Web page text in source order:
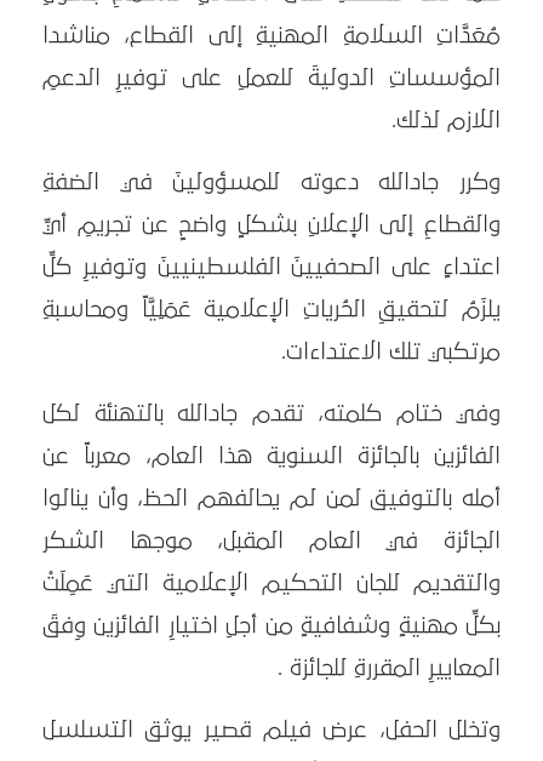
مُعَدَّاتِ السلامةِ المهنيةِ إلى القطاع، مناشدا
المؤسساتِ الدوليةَ للعملِ على توفيرِ الدعمِ
اللازم لذلك.
وكرر جادالله دعوته للمسؤولينَ في الضفةِ
والقطاعِ إلى الإعلانِ بشكلٍ واضحٍ عن تجريمِ أيِّ
اعتداءٍ على الصحفيينَ الفلسطينيينَ وتوفيرِ كلِّ
يلزَمُ لتحقيقِ الحُرياتِ الإعلامية عَمَلِيَّاً ومحاسبةِ
مرتكبي تلك الاعتداءات.
وفي ختام كلمته، تقدم جادالله بالتهنئة لكل
الفائزين بالجائزة السنوية هذا العام، معرباً عن
أمله بالتوفيق لمن لم يحالفهم الحظ، وأن ينالوا
الجائزة في العام المقبل، موجها الشكر
والتقديم للجان التحكيم الإعلامية التي عَمِلَتْ
بكلِّ مهنيةٍ وشفافيةٍ من أجلِ اختيارِ الفائزين وِفقَ
المعاييرِ المقررةِ للجائزة .
وتخلل الحفل، عرض فيلم قصير يوثق التسلسل